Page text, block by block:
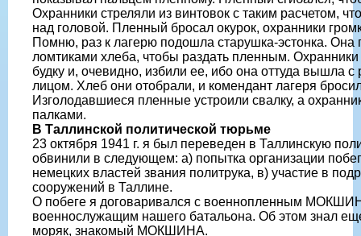
Охранники стреляли из винтовок с таким расчетом,
над головой. Пленный бросал окурок, охранники
Помню, раз к лагерю подошла старушка-эстонка. Она
ломтиками хлеба, чтобы раздать пленным.
будку и, очевидно, избили ее, ибо она оттуда вышла
лицом. Хлеб они отобрали, и комендант лагеря бросил
Изголодавшиеся пленные устроили свалку, а
палками.
В Таллинской политической тюрьме
23 октября 1941 г. я был переведен в Таллинскую
обвинили в следующем: а) попытка организации
немецких властей звания политрука, в) участие в
сооружений в Таллине.
О побеге я договаривался с военнопленным
военнослужащим нашего батальона. Об этом знал
моряк, знакомый МОКШИНА.